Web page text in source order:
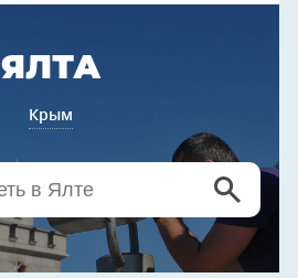
ЯЛТА
Крым